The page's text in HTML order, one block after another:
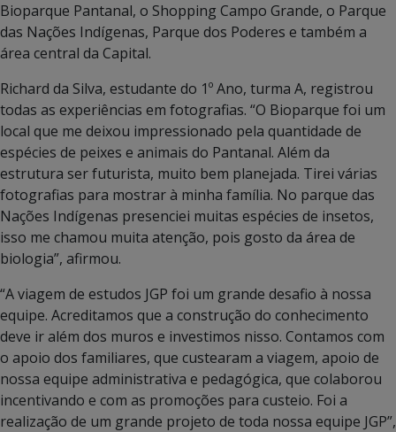
Bioparque Pantanal, o Shopping Campo Grande, o Parque
das Nações Indígenas, Parque dos Poderes e também a
área central da Capital.
Richard da Silva, estudante do 1º Ano, turma A, registrou
todas as experiências em fotografias. “O Bioparque foi um
local que me deixou impressionado pela quantidade de
espécies de peixes e animais do Pantanal. Além da
estrutura ser futurista, muito bem planejada. Tirei várias
fotografias para mostrar à minha família. No parque das
Nações Indígenas presenciei muitas espécies de insetos,
isso me chamou muita atenção, pois gosto da área de
biologia”, afirmou.
“A viagem de estudos JGP foi um grande desafio à nossa
equipe. Acreditamos que a construção do conhecimento
deve ir além dos muros e investimos nisso. Contamos com
o apoio dos familiares, que custearam a viagem, apoio de
nossa equipe administrativa e pedagógica, que colaborou
incentivando e com as promoções para custeio. Foi a
realização de um grande projeto de toda nossa equipe JGP”,